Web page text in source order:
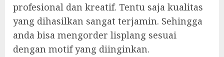
profesional dan kreatif. Tentu saja kualitas
yang dihasilkan sangat terjamin. Sehingga
anda bisa mengorder lisplang sesuai
dengan motif yang diinginkan.